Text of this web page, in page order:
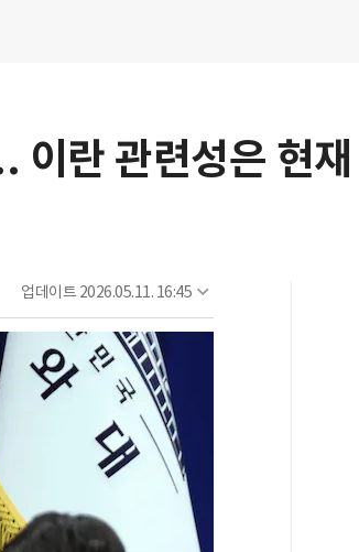
란 관련성은 현
업데이트 2026.05.11. 16:45